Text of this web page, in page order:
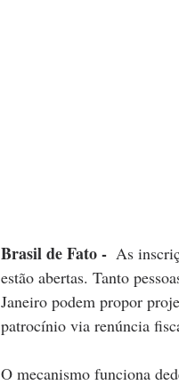
Brasil de Fato - As
estão abertas. Tanto
Janeiro podem propor
patrocínio via renúncia
O mecanismo funciona